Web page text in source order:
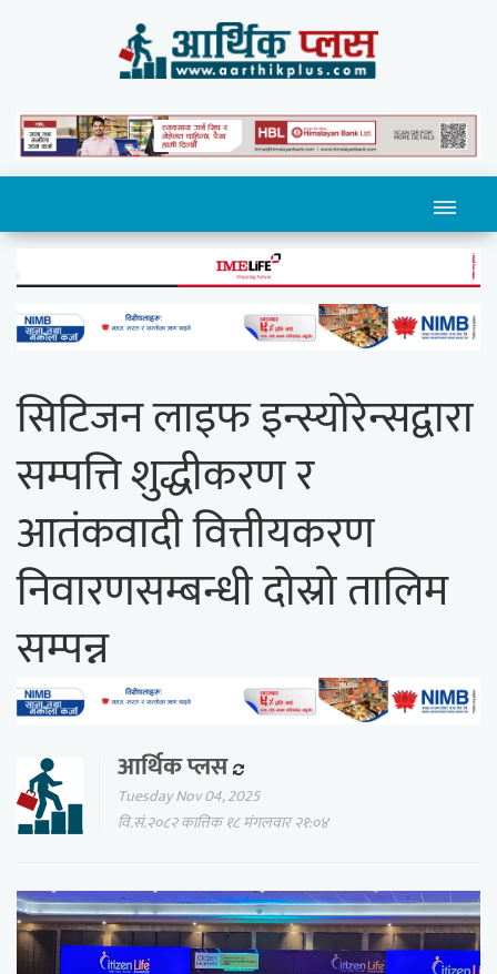
सिटिजन लाइफ इन्स्योरेन्सद्वारा
सम्पत्ति शुद्धीकरण र
आतंकवादी वित्तीयकरण
निवारणसम्बन्धी दोस्रो तालिम
सम्पन्न
आर्थिक प्लस
Tuesday Nov 04, 2025
वि.सं.२०८२ कात्तिक १८ मंगलवार २१:०४